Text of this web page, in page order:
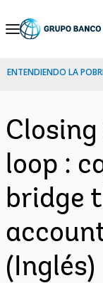
Skip
Navigation
ENTENDIENDO LA
loop :
bridge
(Inglés)